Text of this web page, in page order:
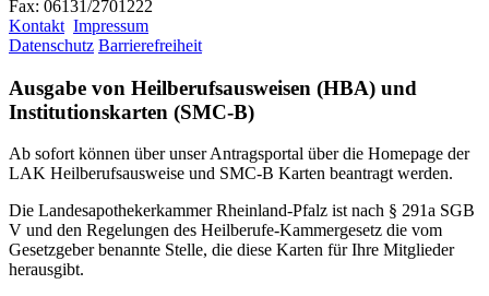
Fax: 06131/2701222
Kontakt Impressum
Datenschutz Barrierefreiheit
Ausgabe von Heilberufsausweisen (HBA) und
Institutionskarten (SMC-B)
Ab sofort können über unser Antragsportal über die Homepage der
LAK Heilberufsausweise und SMC-B Karten beantragt werden.
Die Landesapothekerkammer Rheinland-Pfalz ist nach § 291a SGB
V und den Regelungen des Heilberufe-Kammergesetz die vom
Gesetzgeber benannte Stelle, die diese Karten für Ihre Mitglieder
herausgibt.